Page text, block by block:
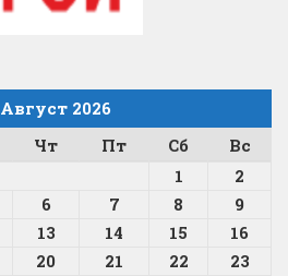
Август 2026
Чт Пт Сб
Вс
1
2
6 7 8
9
13 14 15
16
20 21 22
23